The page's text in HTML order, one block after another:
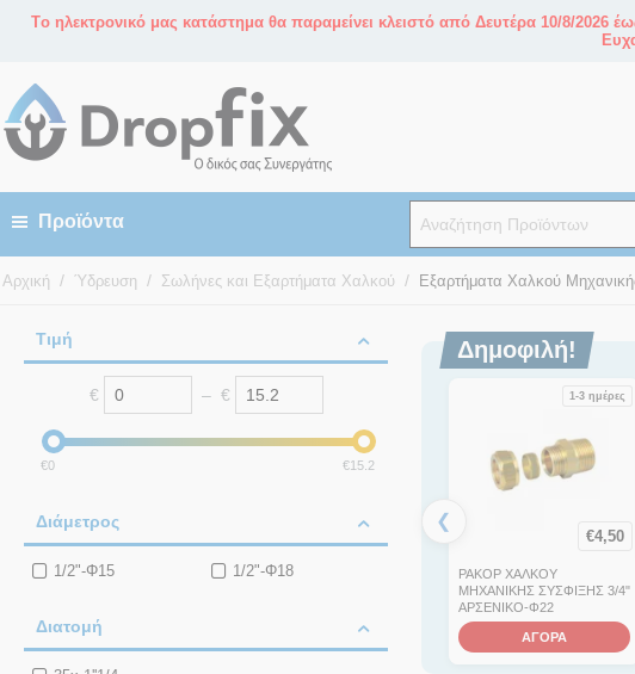
Tο ηλεκτρονικό μας κατάστημα θα παραμείνει κλειστό από Δευτέρα 10/8/2026
Αρχική / Ύδρευση / Σωλήνες και Εξαρτήματα Χαλκού / Εξαρτήματα Χαλκού
Τιμή
€ – €
‎€0 ‎€15.2
Διάμετρος
1/2"-Φ15 1/2"-Φ18
Διατομή
Δημοφιλή!
❮
1-3 ημέρες
€4,50
ΡΑΚΟΡ ΧΑΛΚΟΥ
ΜΗΧΑΝΙΚΗΣ ΣΥΣΦΙΞΗΣ 3/4"
ΑΡΣΕΝΙΚΟ-Φ22
ΑΓΟΡΑ